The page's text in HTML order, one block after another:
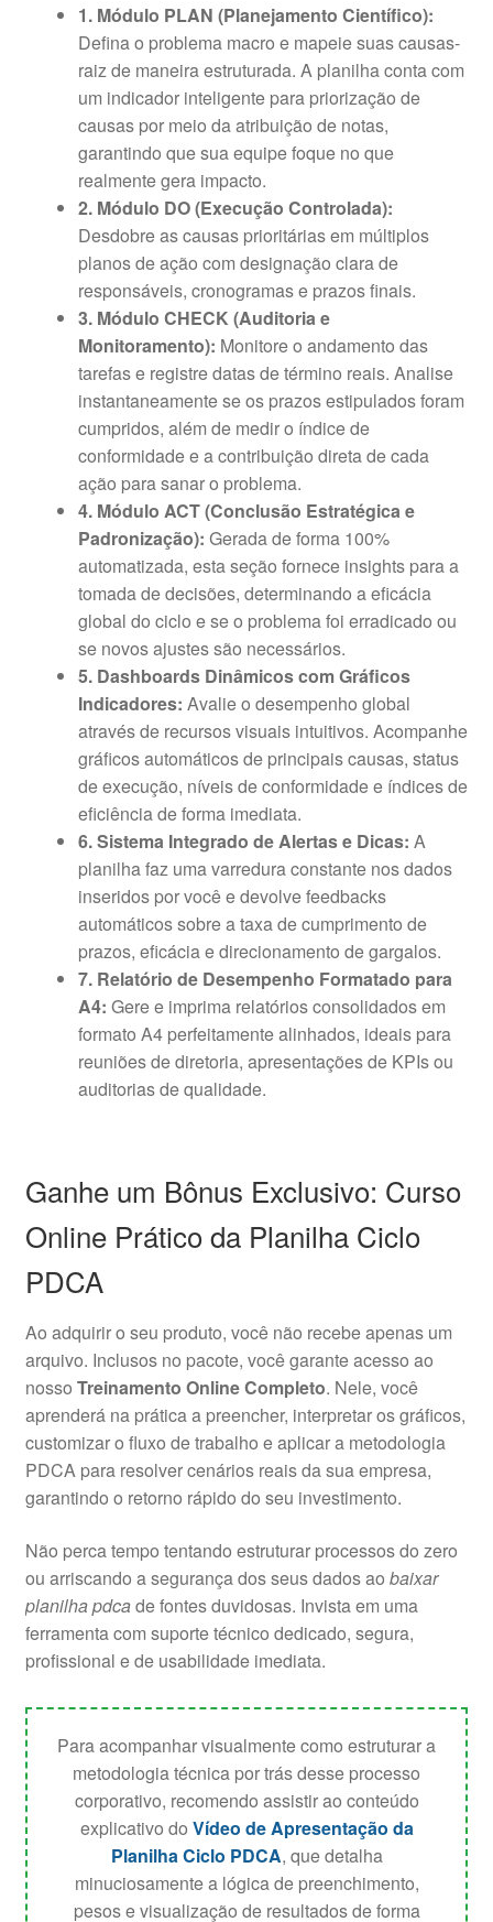
1. Módulo PLAN (Planejamento Científico):
Defina o problema macro e mapeie suas causas-
raiz de maneira estruturada. A planilha conta com
um indicador inteligente para priorização de
causas por meio da atribuição de notas,
garantindo que sua equipe foque no que
realmente gera impacto.
2. Módulo DO (Execução Controlada):
Desdobre as causas prioritárias em múltiplos
planos de ação com designação clara de
responsáveis, cronogramas e prazos finais.
3. Módulo CHECK (Auditoria e
Monitoramento): Monitore o andamento das
tarefas e registre datas de término reais. Analise
instantaneamente se os prazos estipulados foram
cumpridos, além de medir o índice de
conformidade e a contribuição direta de cada
ação para sanar o problema.
4. Módulo ACT (Conclusão Estratégica e
Padronização): Gerada de forma 100%
automatizada, esta seção fornece insights para a
tomada de decisões, determinando a eficácia
global do ciclo e se o problema foi erradicado ou
se novos ajustes são necessários.
5. Dashboards Dinâmicos com Gráficos
Indicadores: Avalie o desempenho global
através de recursos visuais intuitivos. Acompanhe
gráficos automáticos de principais causas, status
de execução, níveis de conformidade e índices de
eficiência de forma imediata.
6. Sistema Integrado de Alertas e Dicas: A
planilha faz uma varredura constante nos dados
inseridos por você e devolve feedbacks
automáticos sobre a taxa de cumprimento de
prazos, eficácia e direcionamento de gargalos.
7. Relatório de Desempenho Formatado para
A4: Gere e imprima relatórios consolidados em
formato A4 perfeitamente alinhados, ideais para
reuniões de diretoria, apresentações de KPIs ou
auditorias de qualidade.
Ganhe um Bônus Exclusivo: Curso
Online Prático da Planilha Ciclo
PDCA
Ao adquirir o seu produto, você não recebe apenas um
arquivo. Inclusos no pacote, você garante acesso ao
nosso Treinamento Online Completo. Nele, você
aprenderá na prática a preencher, interpretar os gráficos,
customizar o fluxo de trabalho e aplicar a metodologia
PDCA para resolver cenários reais da sua empresa,
garantindo o retorno rápido do seu investimento.
Não perca tempo tentando estruturar processos do zero
ou arriscando a segurança dos seus dados ao baixar
planilha pdcade fontes duvidosas. Invista em uma
ferramenta com suporte técnico dedicado, segura,
profissional e de usabilidade imediata.
Para acompanhar visualmente como estruturar a
metodologia técnica por trás desse processo
corporativo, recomendo assistir ao conteúdo
explicativo do Vídeo de Apresentação da
Planilha Ciclo PDCA, que detalha
minuciosamente a lógica de preenchimento,
pesos e visualização de resultados de forma